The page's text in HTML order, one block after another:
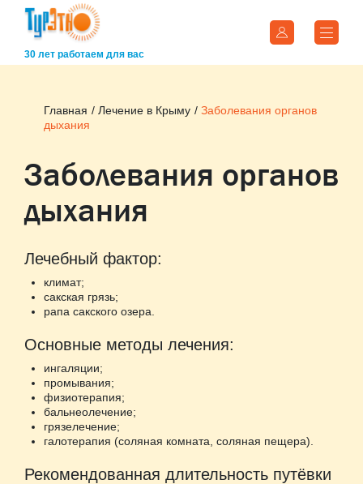
30 лет работаем для вас
Главная Лечение в Крыму
Заболевания органов
дыхания
Заболевания органов
дыхания
Лечебный фактор:
климат;
сакская грязь;
рапа сакского озера.
Основные методы лечения:
ингаляции;
промывания;
физиотерапия;
бальнеолечение;
грязелечение;
галотерапия (соляная комната, соляная пещера).
Рекомендованная длительность путёвки